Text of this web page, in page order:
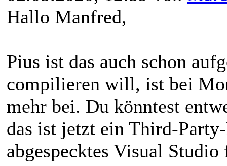
Hallo Manfred,
Pius ist das auch schon
compilieren will, ist bei
mehr bei. Du könntest
das ist jetzt ein Third-
abgespecktes Visual